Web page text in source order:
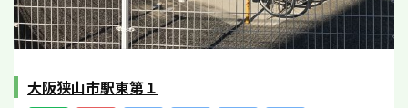
大阪狭山市駅東第１